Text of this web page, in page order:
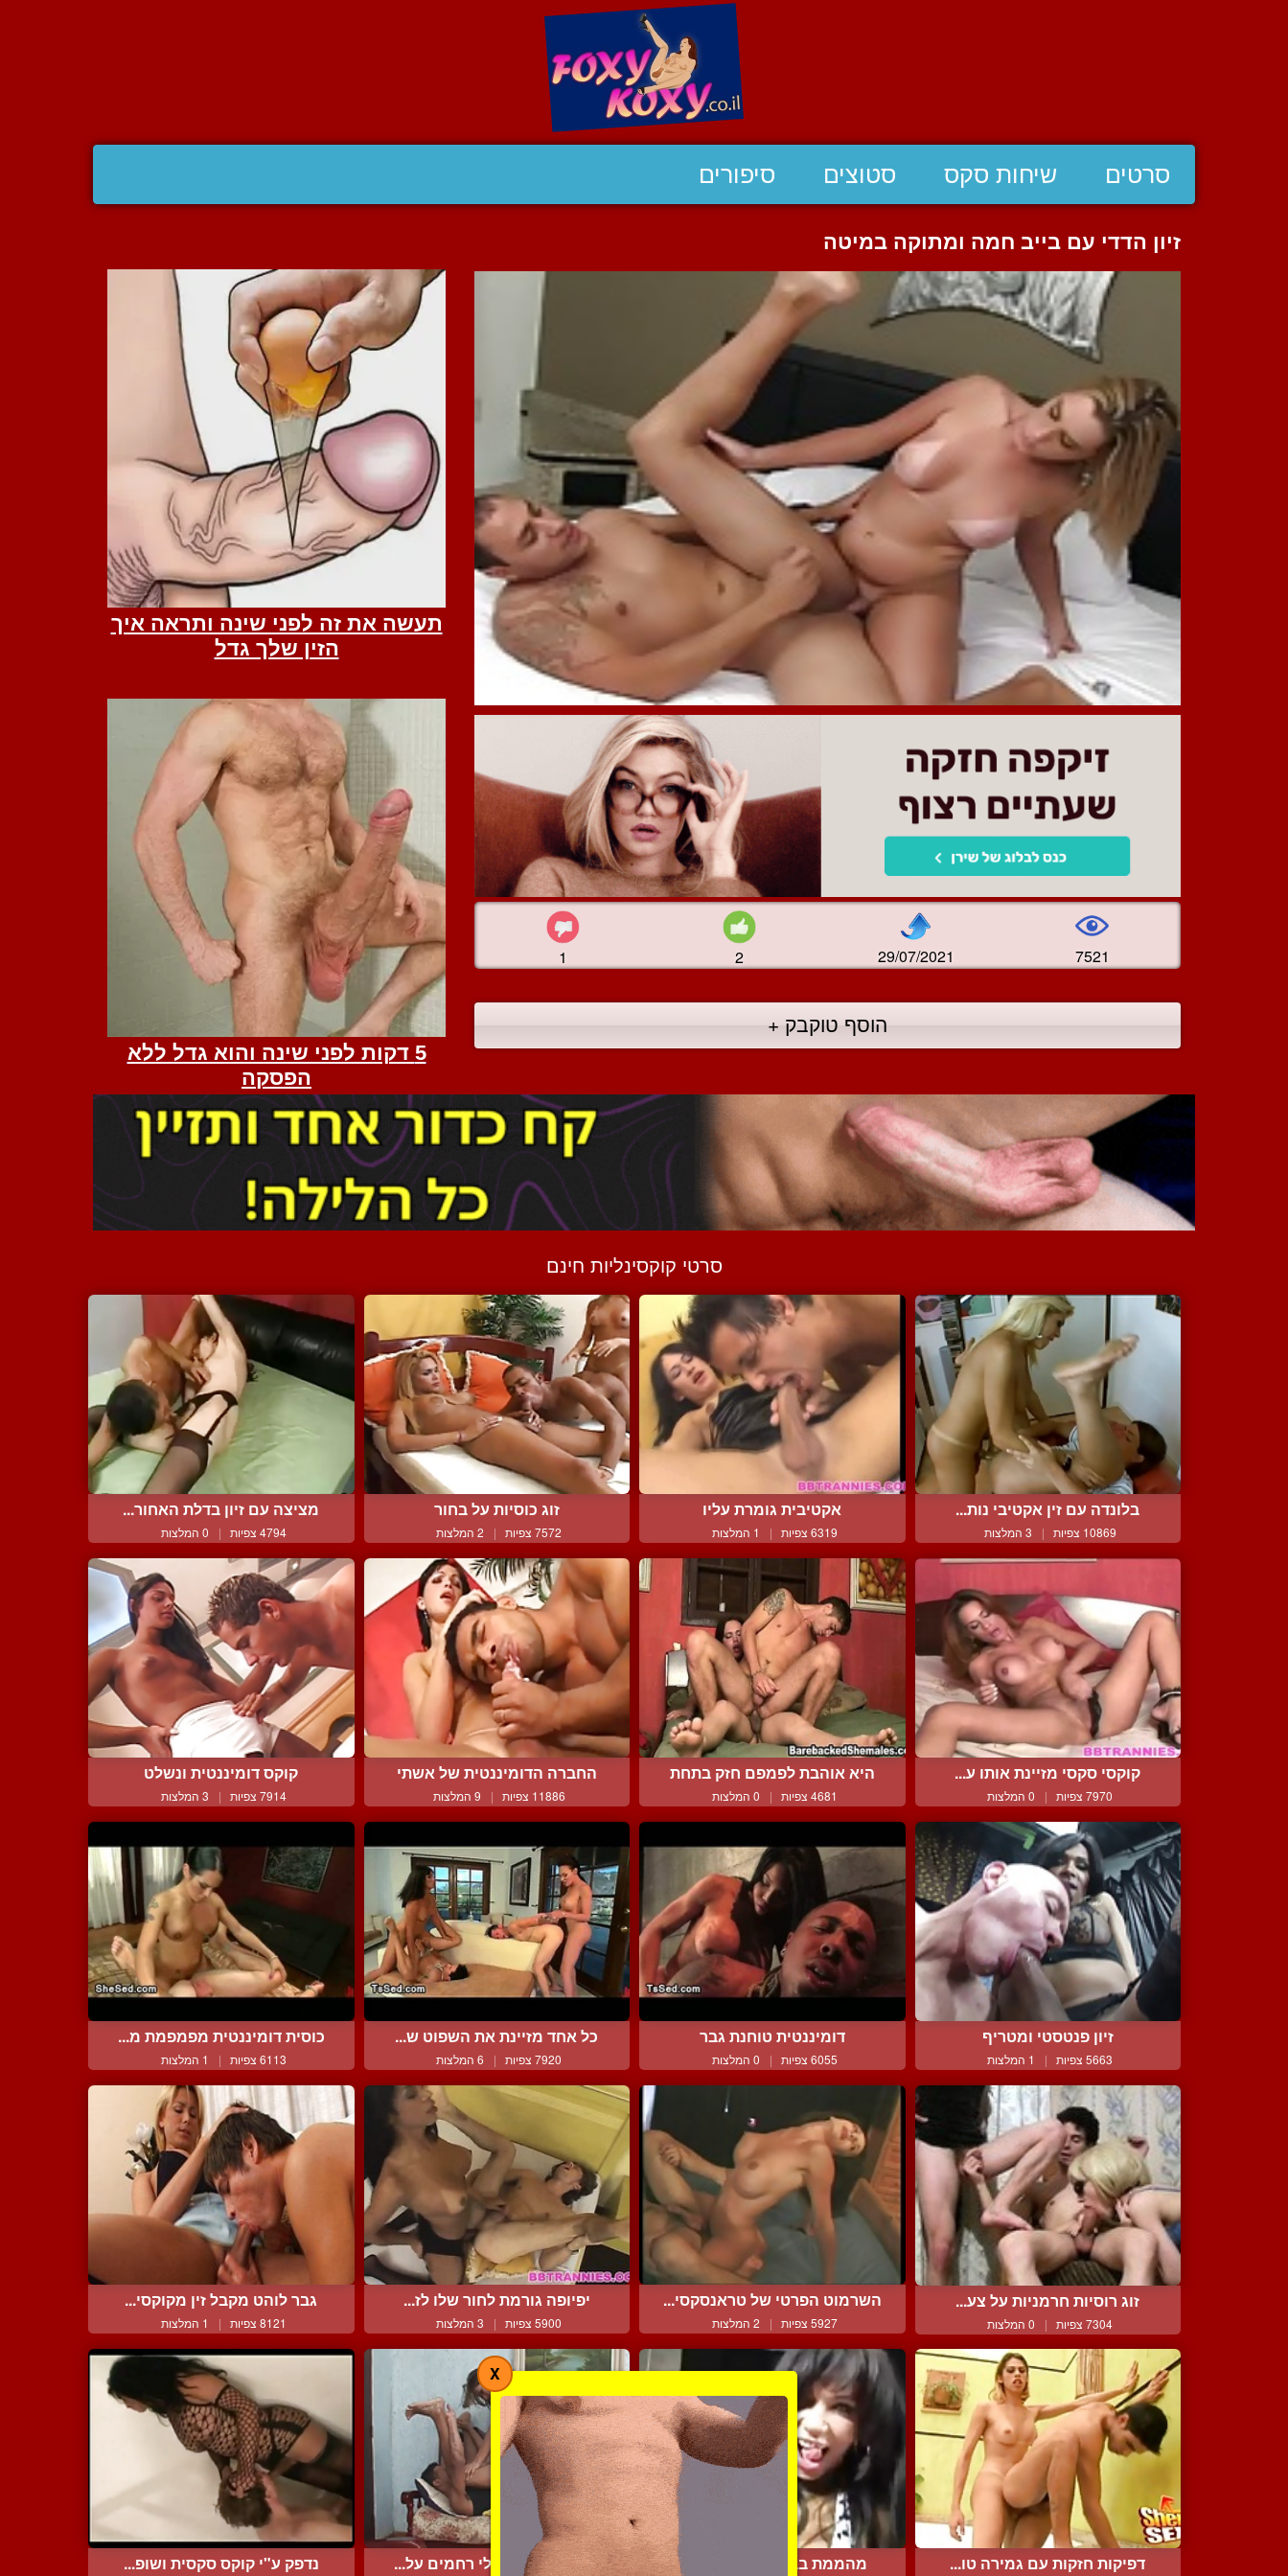
סרטים שיחות סקס סטוצים סיפורים
זיון הדדי עם בייב חמה ומתוקה במיטה
1 2 29/07/2021 7521
הוסף טוקבק +
סרטי קוקסינליות חינם
בלונדה עם זין אקטיבי נות...
10869 צפיות | 3 המלצות
אקטיבית גומרת עליו
6319 צפיות | 1 המלצות
זוג כוסיות על בחור
7572 צפיות | 2 המלצות
מציצה עם זיון בדלת האחור...
4794 צפיות | 0 המלצות
קוקסי סקסי מזיינת אותו ע...
7970 צפיות | 0 המלצות
היא אוהבת לפמפם חזק בתחת
4681 צפיות | 0 המלצות
החברה הדומיננטית של אשתי
11886 צפיות | 9 המלצות
קוקס דומיננטית ונשלט
7914 צפיות | 3 המלצות
זיון פנטסטי ומטריף
5663 צפיות | 1 המלצות
דומיננטית טוחנת גבר
6055 צפיות | 0 המלצות
כל אחד מזיינת את השפוט ש...
7920 צפיות | 6 המלצות
כוסית דומיננטית מפמפמת מ...
6113 צפיות | 1 המלצות
זוג רוסיות חרמניות על צע...
7304 צפיות | 0 המלצות
השרמוט הפרטי של טראנסקסי...
5927 צפיות | 2 המלצות
יפיופה גורמת לחור שלו לז...
5900 צפיות | 3 המלצות
גבר לוהט מקבל זין מקוקסי...
8121 צפיות | 1 המלצות
דפיקות חזקות עם גמירה טו... מהממת בבילוי נוטף תשוקה רנאטה טוחנת בלי רחמים על... נדפק ע"י קוקס סקסית ושופ...
X